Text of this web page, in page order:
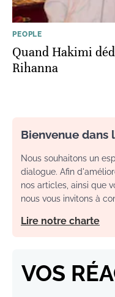
PEOPLE
Quand Hakimi
Rihanna
Bienvenue dans
Nous souhaitons un
dialogue. Afin
nos articles, ainsi que
nous vous invitons à
Lire notre charte
VOS